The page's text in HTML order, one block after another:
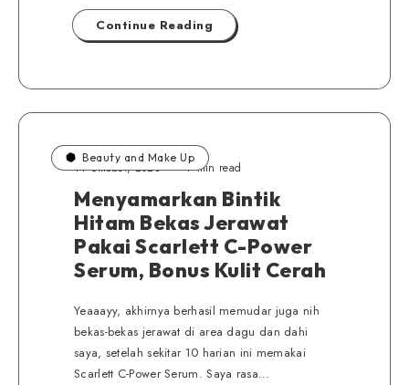
Continue Reading
Beauty and Make Up
14 Oktober, 2023 7 min read
Menyamarkan Bintik
Hitam Bekas Jerawat
Pakai Scarlett C-Power
Serum, Bonus Kulit Cerah
Yeaaayy, akhirnya berhasil memudar juga nih
bekas-bekas jerawat di area dagu dan dahi
saya, setelah sekitar 10 harian ini memakai
Scarlett C-Power Serum. Saya rasa…